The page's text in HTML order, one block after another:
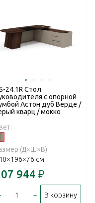
24.1R Стол
с опорной
Астон дуб Верде /
кварц / мокко
(Д×Ш×В):
см
944 ₽
+ В корзину